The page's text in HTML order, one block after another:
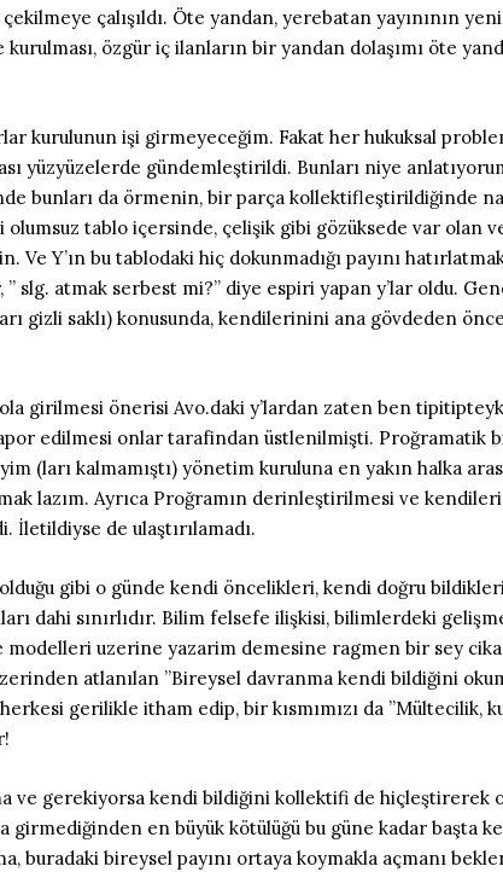
çalışıldı. Öte yandan, yerebatan yayınının
özgür iç ilanların bir yandan dolaşımı öte
kurulunun işi girmeyeceğim. Fakat her hukuksal
yüzyüzelerde gündemleştirildi. Bunları niye
bunları da örmenin, bir parça kollektifleştirildiğinde
olumsuz tablo içersinde, çelişik gibi gözüksede var olan
Y’ın bu tablodaki hiç dokunmadığı payını
” slg. atmak serbest mi?” diye espiri yapan y’lar oldu.
gizli saklı) konusunda, kendilerinini ana gövdeden
girilmesi önerisi Avo.daki y’lardan zaten ben
rapor edilmesi onlar tarafindan üstlenilmişti. Proğramatik
(ları kalmamıştı) yönetim kuruluna en yakın halka
lazım. Ayrıca Proğramın derinleştirilmesi ve
de ulaştırılamadı.
gibi o günde kendi öncelikleri, kendi doğru
dahi sınırlıdır. Bilim felsefe ilişkisi, bilimlerdeki
uzerine yazarim demesine ragmen bir sey
atlanılan ”Bireysel davranma kendi bildiğini
gerilikle itham edip, bir kısmımızı da ”Mültecilik,
ve gerekiyorsa kendi bildiğini kollektifi de hiçleştirerek
en büyük kötülüğü bu güne kadar başta
buradaki bireysel payını ortaya koymakla açmanı